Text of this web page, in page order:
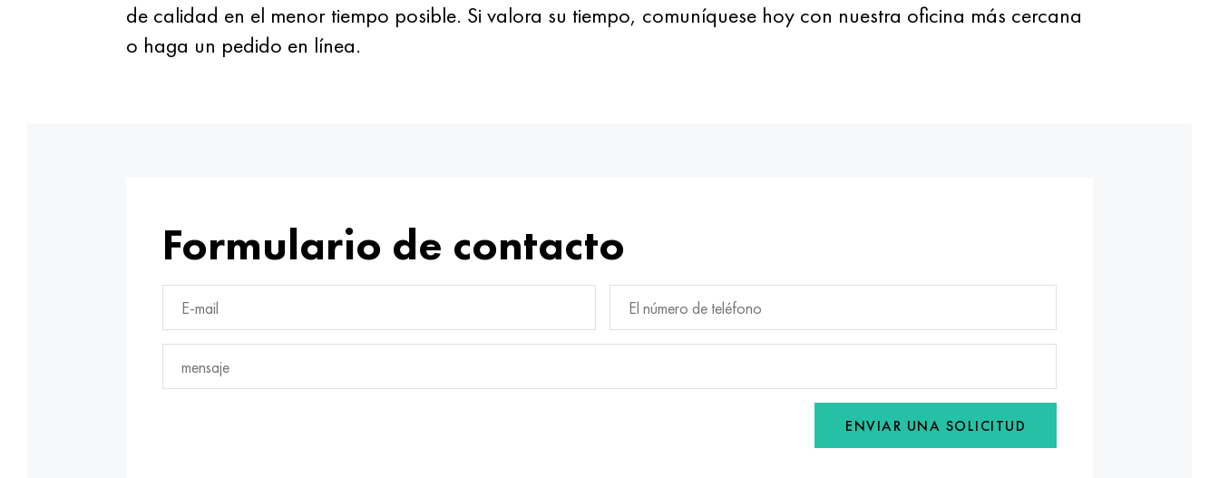
de calidad en el menor tiempo posible. Si valora su tiempo, comuníquese hoy con nuestra oficina más cercana
o haga un pedido en línea.
Formulario de contacto
ENVIAR UNA SOLICITUD